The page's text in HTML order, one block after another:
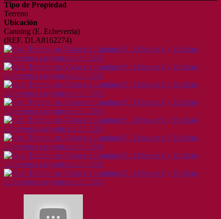
Tipo de Propiedad
Terreno
Ubicación
Canning (E. Echeverria)
(REF. DLA8162274)